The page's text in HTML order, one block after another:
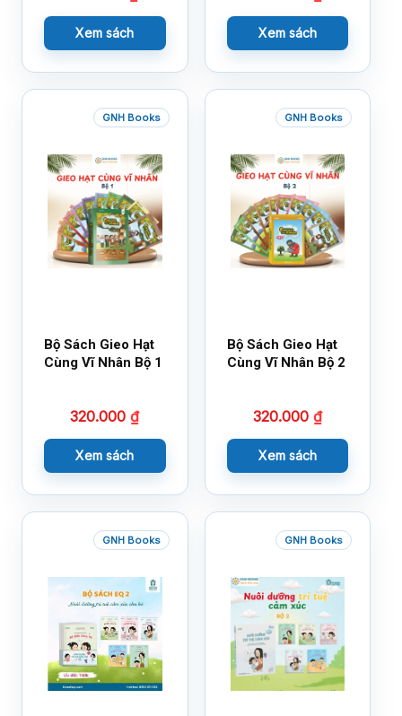
Xem sách Xem sách
GNH Books
Bộ Sách Gieo Hạt
Cùng Vĩ Nhân Bộ 1
320.000₫
Xem sách
GNH Books
Bộ Sách Gieo Hạt
Cùng Vĩ Nhân Bộ 2
320.000 ₫
Xem sách
GNH Books GNH Books